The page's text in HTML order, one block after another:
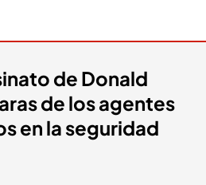
de Donald
de los agentes
en la seguridad